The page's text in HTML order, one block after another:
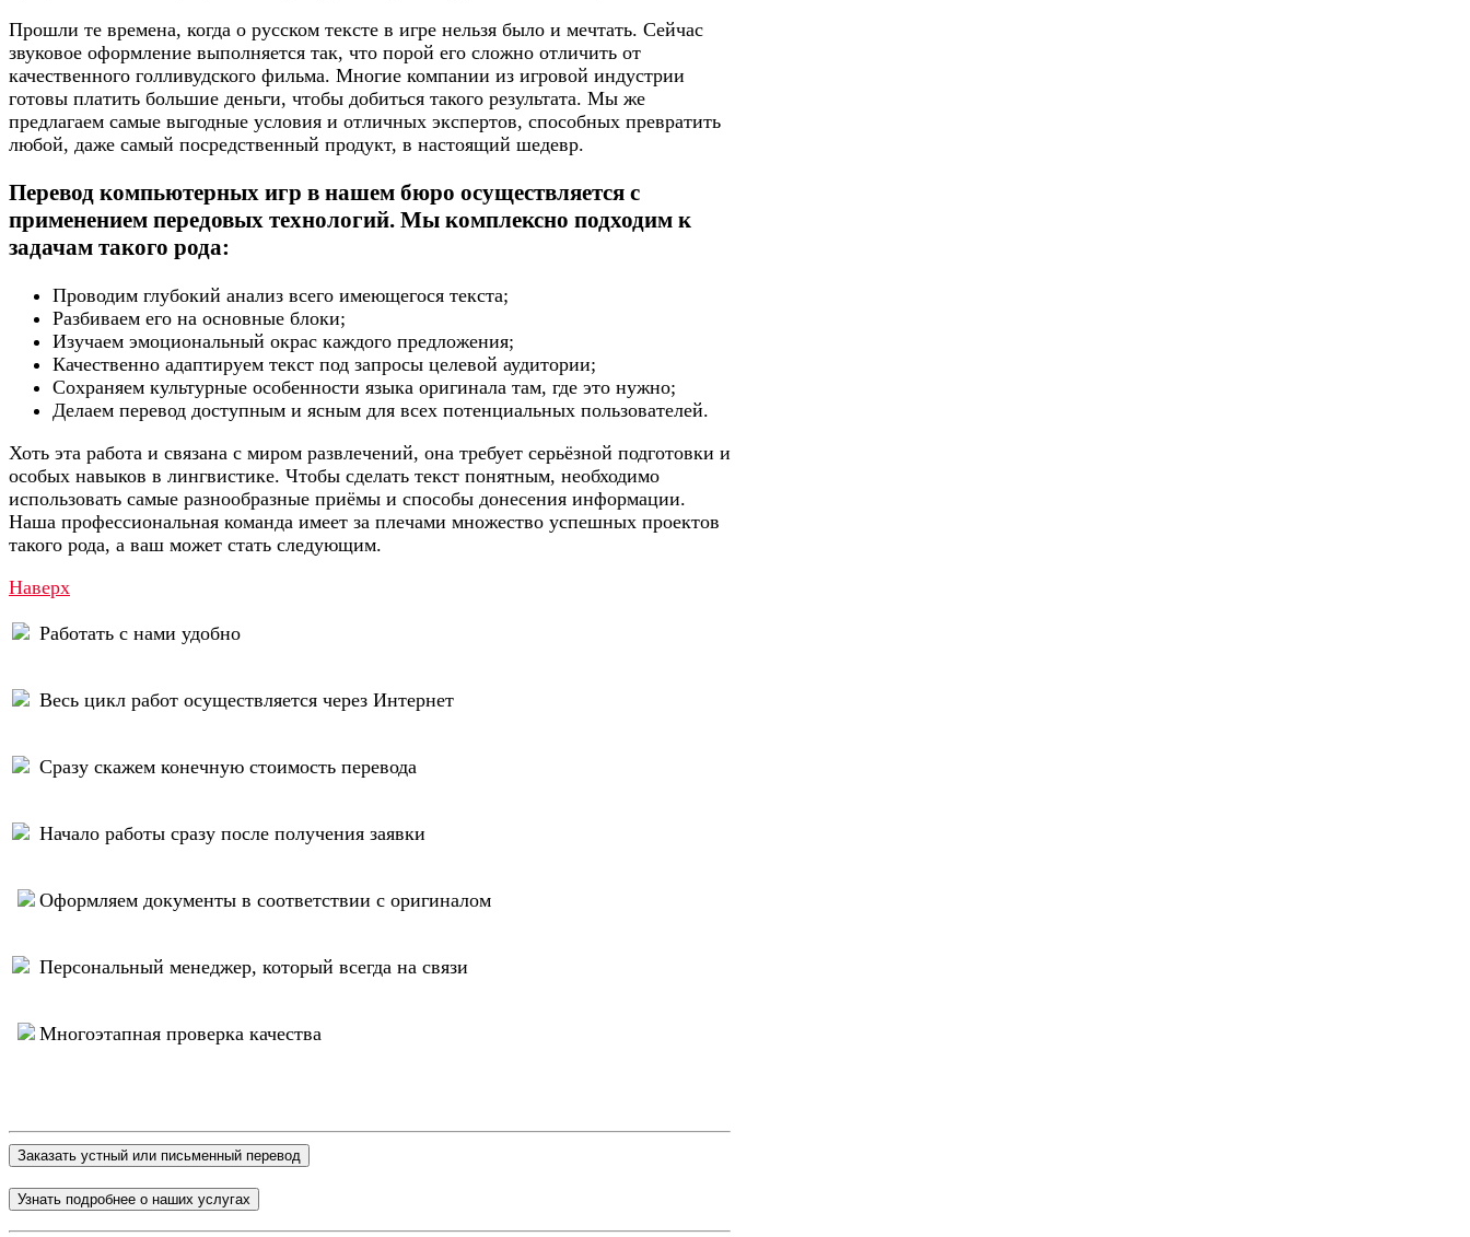
Прошли те времена, когда о русском тексте в игре нельзя было и мечтать. Сейчас
звуковое оформление выполняется так, что порой его сложно отличить от
качественного голливудского фильма. Многие компании из игровой индустрии
готовы платить большие деньги, чтобы добиться такого результата. Мы же
предлагаем самые выгодные условия и отличных экспертов, способных превратить
любой, даже самый посредственный продукт, в настоящий шедевр.
Перевод компьютерных игр в нашем бюро осуществляется с
применением передовых технологий. Мы комплексно подходим к
задачам такого рода:
Проводим глубокий анализ всего имеющегося текста;
Разбиваем его на основные блоки;
Изучаем эмоциональный окрас каждого предложения;
Качественно адаптируем текст под запросы целевой аудитории;
Сохраняем культурные особенности языка оригинала там, где это нужно;
Делаем перевод доступным и ясным для всех потенциальных пользователей.
Хоть эта работа и связана с миром развлечений, она требует серьёзной подготовки и
особых навыков в лингвистике. Чтобы сделать текст понятным, необходимо
использовать самые разнообразные приёмы и способы донесения информации.
Наша профессиональная команда имеет за плечами множество успешных проектов
такого рода, а ваш может стать следующим.
Наверх
Работать с нами удобно
Весь цикл работ осуществляется через Интернет
Сразу скажем конечную стоимость перевода
Начало работы сразу после получения заявки
Оформляем документы в соответствии с оригиналом
Персональный менеджер, который всегда на связи
Многоэтапная проверка качества